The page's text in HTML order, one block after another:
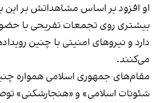
او افزود بر اساس مشاهداتش بر
بیشتری روی تجمعات تفریحی با
دارد و نیروهای امنیتی با چنین
می‌کنند.
مقام‌های جمهوری اسلامی همواره
شئونات اسلامی» و «هنجارشکنی»